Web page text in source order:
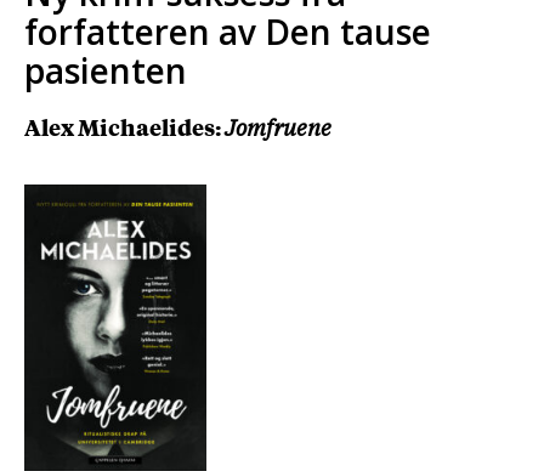
forfatteren av Den tause
pasienten
Alex Michaelides:Jomfruene